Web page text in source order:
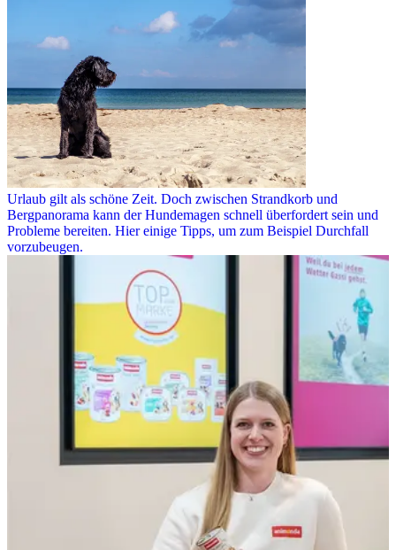
Urlaub gilt als schöne Zeit. Doch zwischen Strandkorb und
Bergpanorama kann der Hundemagen schnell überfordert sein und
Probleme bereiten. Hier einige Tipps, um zum Beispiel Durchfall
vorzubeugen.